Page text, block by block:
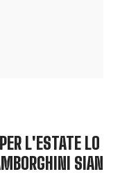
L'ESTATE LO
SIAN